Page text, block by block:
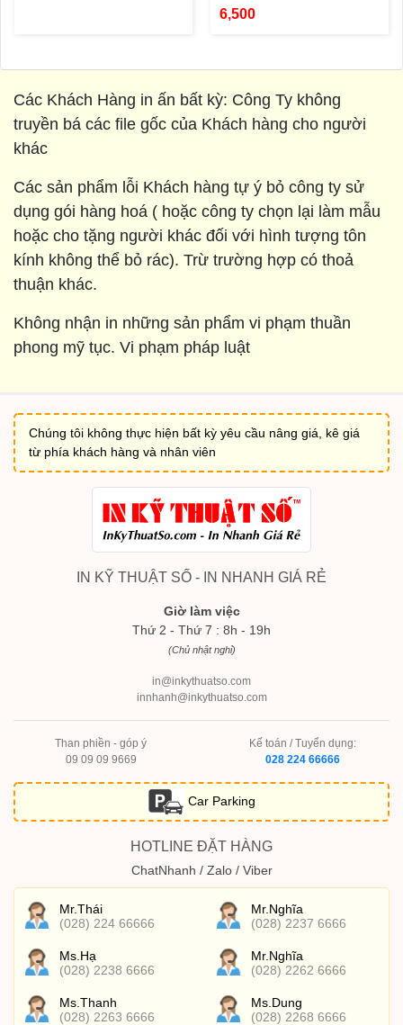
6,500
Các Khách Hàng in ấn bất kỳ: Công Ty không
truyền bá các file gốc của Khách hàng cho người
khác
Các sản phẩm lỗi Khách hàng tự ý bỏ công ty sử
dụng gói hàng hoá ( hoặc công ty chọn lại làm mẫu
hoặc cho tặng người khác đối với hình tượng tôn
kính không thể bỏ rác). Trừ trường hợp có thoả
thuận khác.
Không nhận in những sản phẩm vi phạm thuần
phong mỹ tục. Vi phạm pháp luật
Chúng tôi không thực hiện bất kỳ yêu cầu nâng giá, kê giá
từ phía khách hàng và nhân viên
IN KỸ THUẬT SỐ - IN NHANH GIÁ RẺ
Giờ làm việc
Thứ 2 - Thứ 7 : 8h - 19h
(Chủ nhật nghỉ)
in@inkythuatso.com
innhanh@inkythuatso.com
Than phiền - góp ý
09 09 09 9669
Kế toán / Tuyển dụng:
028 224 66666
Car Parking
HOTLINE ĐẶT HÀNG
ChatNhanh / Zalo / Viber
Mr.Thái
(028) 224 66666
Mr.Nghĩa
(028) 2237 6666
Ms.Hạ
(028) 2238 6666
Mr.Nghĩa
(028) 2262 6666
Ms.Thanh
(028) 2263 6666
Ms.Dung
(028) 2268 6666